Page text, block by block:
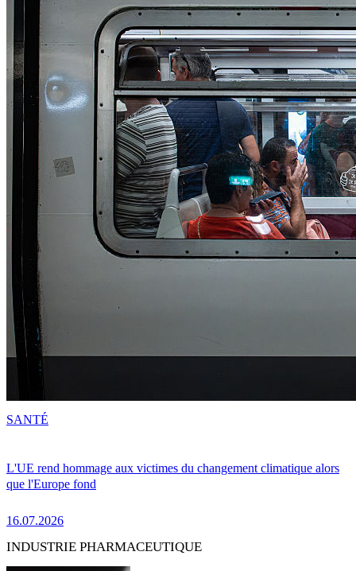
L'UE rend hommage aux victimes du changement climatique alors
que l'Europe fond
16.07.2026
SANTÉ
INDUSTRIE PHARMACEUTIQUE